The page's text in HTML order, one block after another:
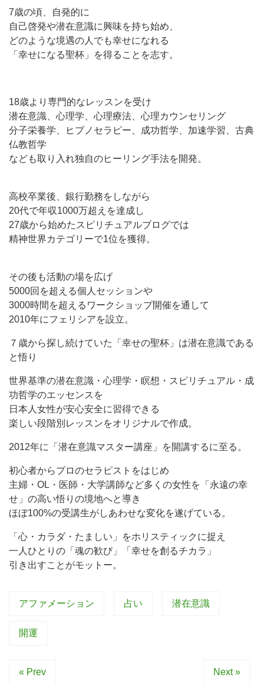
7歳の頃、自発的に
自己啓発や潜在意識に興味を持ち始め、
どのような境遇の人でも幸せになれる
「幸せになる聖杯」を得ることを志す。
18歳より専門的なレッスンを受け
潜在意識、心理学、心理療法、心理カウンセリング
分子栄養学、ヒプノセラピー、成功哲学、加速学習、古典
仏教哲学
なども取り入れ独自のヒーリング手法を開発。
高校卒業後、銀行勤務をしながら
20代で年収1000万超えを達成し
27歳から始めたスピリチュアルブログでは
精神世界カテゴリーで1位を獲得。
その後も活動の場を広げ
5000回を超える個人セッションや
3000時間を超えるワークショップ開催を通して
2010年にフェリシアを設立。
７歳から探し続けていた「幸せの聖杯」は潜在意識である
と悟り
世界基準の潜在意識・心理学・瞑想・スピリチュアル・成
功哲学のエッセンスを
日本人女性が安心安全に習得できる
楽しい段階別レッスンをオリジナルで作成。
2012年に「潜在意識マスター講座」を開講するに至る。
初心者からプロのセラピストをはじめ
主婦・OL・医師・大学講師など多くの女性を「永遠の幸
せ」の高い悟りの境地へと導き
ほぼ100%の受講生がしあわせな変化を遂げている。
「心・カラダ・たましい」をホリスティックに捉え
一人ひとりの「魂の歓び」「幸せを創るチカラ」
引き出すことがモットー。
アファメーション 占い 潜在意識
開運
« Prev Next »